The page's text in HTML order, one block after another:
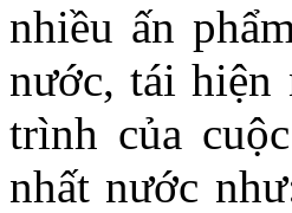
nhiều ấn
nước, tái hiện
trình của
nhất nước